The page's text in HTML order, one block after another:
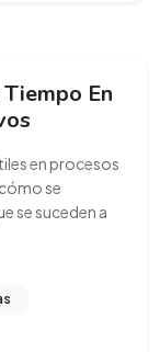
En
en procesos
se
se suceden a